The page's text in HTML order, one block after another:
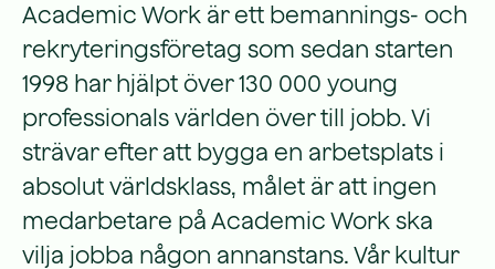
Academic Work är ett bemannings- och
rekryteringsföretag som sedan starten
1998 har hjälpt över 130 000 young
professionals världen över till jobb. Vi
strävar efter att bygga en arbetsplats i
absolut världsklass, målet är att ingen
medarbetare på Academic Work ska
vilja jobba någon annanstans. Vår kultur